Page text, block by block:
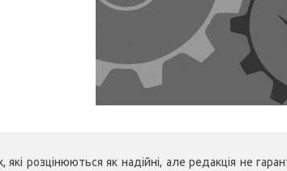
розцінюються як надійні, але редакція не